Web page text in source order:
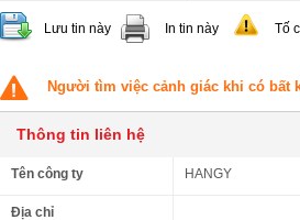
Lưu tin này In tin này Tố
Người tìm việc cảnh giác khi có bất
Thông tin liên hệ
Tên công ty HANGY
Địa chỉ